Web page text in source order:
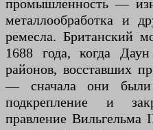
промышленность —
металлообработка и
ремесла. Британский
1688 года, когда
районов, восставших
— сначала они
подкрепление и
правление